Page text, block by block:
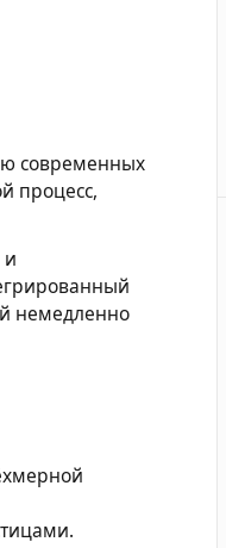
современных
процесс,
и
немедленно